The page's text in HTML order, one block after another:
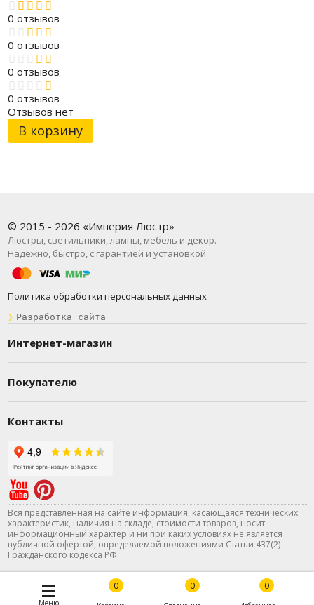
0 отзывов
0 отзывов
0 отзывов
0 отзывов
Отзывов нет
В корзину
© 2015 - 2026 «Империя Люстр»
Люстры, светильники, лампы, мебель и декор.
Надёжно, быстро, с гарантией и установкой.
Политика обработки персональных данных
❯ Разработка сайта
Интернет-магазин
Покупателю
Контакты
Вся представленная на сайте информация, касающаяся технических
характеристик, наличия на складе, стоимости товаров, носит
информационный характер и ни при каких условиях не является
публичной офертой, определяемой положениями Статьи 437(2)
Гражданского кодекса РФ.
Меню
0 0 0